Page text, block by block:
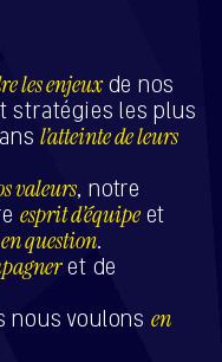
les enjeuxde nos
stratégies les plus
l’atteinte de leurs
valeurs, notre
esprit d’équipeet
question.
et de
nous voulons en